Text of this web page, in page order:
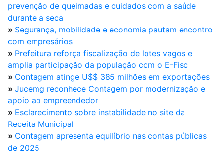
prevenção de queimadas e cuidados com a saúde
durante a seca
» Segurança, mobilidade e economia pautam encontro
com empresários
» Prefeitura reforça fiscalização de lotes vagos e
amplia participação da população com o E-Fisc
» Contagem atinge U$$ 385 milhões em exportações
» Jucemg reconhece Contagem por modernização e
apoio ao empreendedor
» Esclarecimento sobre instabilidade no site da
Receita Municipal
» Contagem apresenta equilíbrio nas contas públicas
de 2025